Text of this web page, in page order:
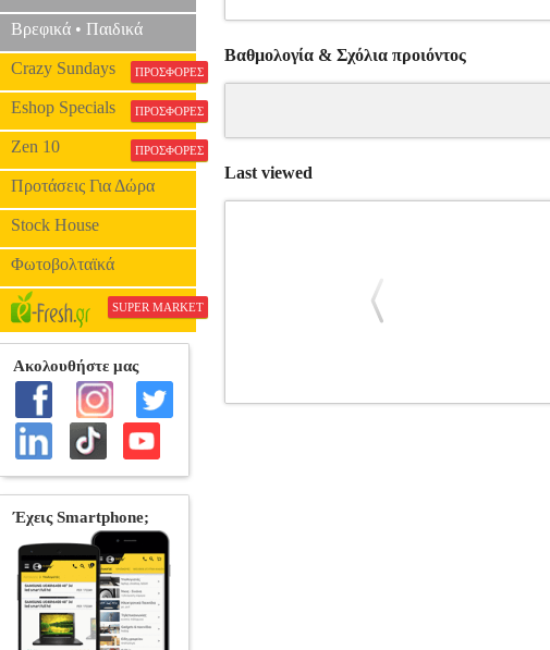
Βρεφικά • Παιδικά
Crazy Sundays ΠΡΟΣΦΟΡΕΣ
Eshop Specials ΠΡΟΣΦΟΡΕΣ
Zen 10 ΠΡΟΣΦΟΡΕΣ
Προτάσεις Για Δώρα
Stock House
Φωτοβολταϊκά
SUPER MARKET
Βαθμολογία & Σχόλια προιόντος
Last viewed